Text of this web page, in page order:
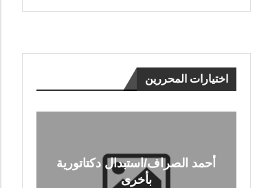
اختيارات المحررين
أحمد الصراف/استبدال دكتاتورية
بأخرى